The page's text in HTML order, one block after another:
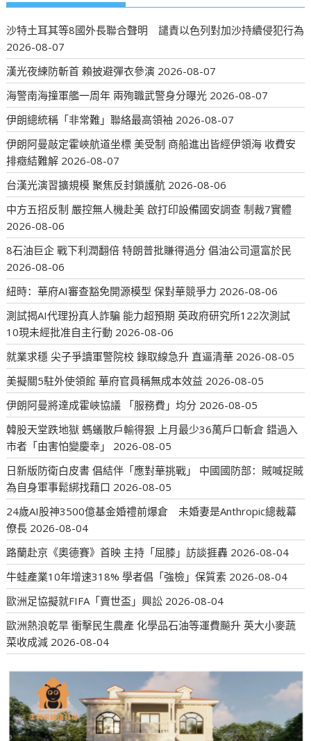
沙特土耳其等8國外長聯合聲明 譴責以色列對加沙持續侵犯行為
2026-08-07
漢光夜練防斬首 賴披避彈衣參演 2026-08-07
海警南海撞軍艦一周年 兩殉職武警身分曝光 2026-08-07
伊朗總統稱「非常難」聯絡最高領袖 2026-08-07
伊朗阿曼敲定霍峽航道坐標 美受制 商船進出皆經伊領海 收費安
排癥結難解 2026-08-07
台漢光演習擴規模 聚焦反封鎖護航 2026-08-06
中方五招反制 嚴控無人機赴美 啟打印設備國安調查 制裁7實體
2026-08-06
8石油巨企 戰下利潤翻倍 特朗普批賺得過分 倡油公司還富於民
2026-08-06
紐時：華府AI審查豁免開源模型 保對華競爭力 2026-08-06
測試揭AI代理扮真人詐騙 能力超預期 英政府研究所122次測試
10現未經批准自主行動 2026-08-06
就業求穩 尖子爭讀軍警院校 錄取線急升 直逼清華 2026-08-05
美擬關5駐外使領館 華府官員稱無成本效益 2026-08-05
伊朗阿曼將達成霍峽協議 「服務費」均分 2026-08-05
韓股天堂跌地獄 螞蟻散戶輸得狠 上月最少36萬戶口斬倉 錯過入
市者「由害怕變慶幸」
2026-08-05
日新版防衛白皮書 倡結伴「應對華挑戰」 中國國防部：賊喊捉賊
為自身軍事鬆綁找藉口 2026-08-05
24歲AI股神3500億基金婚禮前爆倉 未婚妻是Anthropic總裁幕
僚長 2026-08-04
路蘭赴京《奧德賽》首映 主持「屈膝」訪談捱轟 2026-08-04
牛蛙產業10年增速318% 學者倡「強檢」保質素 2026-08-04
歐洲足協擬就FIFA「賣世盃」興訟 2026-08-04
歐洲熱浪乾旱 衝擊民生農產 化學品石油等運費飈升 英大小麥蔬
菜收成減 2026-08-04